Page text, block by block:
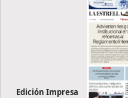
Edición Impresa